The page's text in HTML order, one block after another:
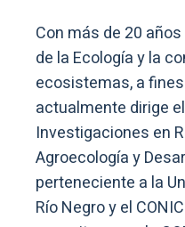
Con más de 20
de la Ecología y la
ecosistemas, a
actualmente dirige
Investigaciones en
Agroecología y
perteneciente a la
Río Negro y el